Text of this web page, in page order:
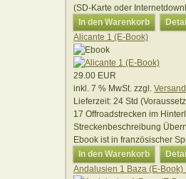
(SD-Karte oder
In den Warenkorb
Alicante 1 (E-Book)
29.00 EUR
inkl. 7 % MwSt. zzgl.
Lieferzeit: 24 Std
17 Offroadstrecken im
Streckenbeschreibung
Ebook ist in französischer
In den Warenkorb
Andalusien 1 Baza (E-Book)